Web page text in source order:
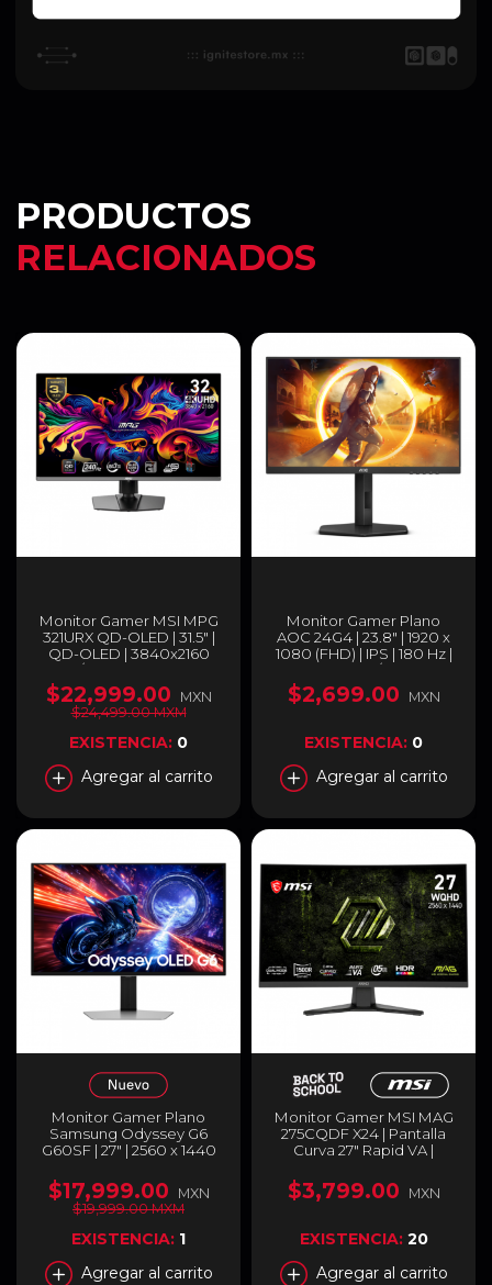
PRODUCTOS
RELACIONADOS
Monitor Gamer MSI MPG
321URX QD-OLED | 31.5" |
QD-OLED | 3840x2160
(UHD / 4K) | 250 Nits | 48 ~
240Hz | 0.03ms (GtG) |
Adaptive-Sync | MPG
321URX QD-OLED
$22,999.00
MXN
$24,499.00 MXM
EXISTENCIA: 0
Agregar al carrito
Monitor Gamer Plano
AOC 24G4 | 23.8" | 1920 x
1080 (FHD) | IPS | 180 Hz |
0.5 ms (MPRT) / 1 ms (GTG)
| HDMI 2.0 / DisplayPort 1.4
/ Jack 3.5 mm | Negro |
$2,699.00 MXN
EXISTENCIA: 0
Agregar al carrito
Monitor Gamer Plano
Samsung Odyssey G6
G60SF | 27" | 2560 x 1440
Hz | 0.03 ms (GTG) |
FreeSync / G-Sync / HDR |
HDMI 2.1 / DisplayPort 1.4 /
USB-A 3.2 Gen1 / Jack 3.5
mm | RGB | Plateado |
LS27FG602SLXZX
$17,999.00
MXN
$19,999.00 MXM
EXISTENCIA: 1
Agregar al carrito
Monitor Gamer MSI MAG
275CQDF X24 | Pantalla
Curva 27" Rapid VA |
Mode QHD 240 Hz / HD
400 Hz | Tiempo de
Ready | MAG 275CQDF
X24
$3,799.00 MXN
EXISTENCIA: 20
Agregar al carrito